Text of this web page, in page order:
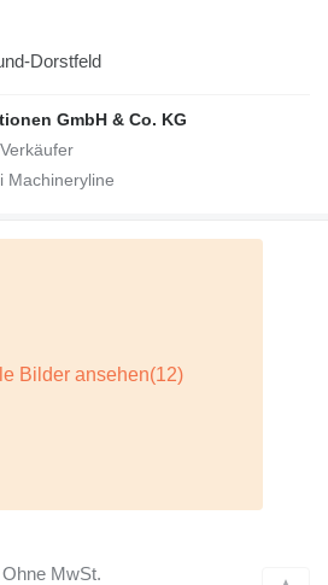
Dorstfeld
GmbH & Co. KG
Machineryline
Ohne MwSt.